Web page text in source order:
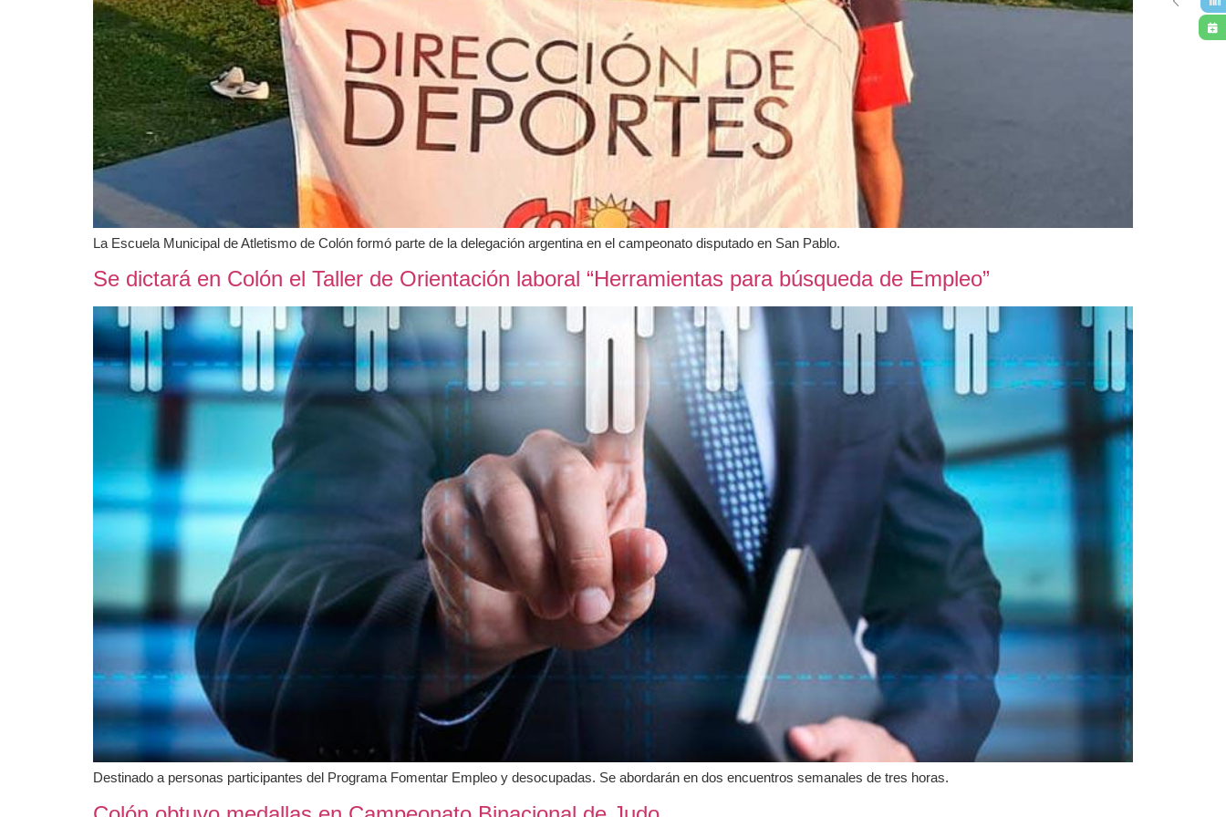
La Escuela Municipal de Atletismo de Colón formó parte de la delegación argentina en el campeonato disputado en San Pablo.
Se dictará en Colón el Taller de Orientación laboral “Herramientas para búsqueda de Empleo”
Destinado a personas participantes del Programa Fomentar Empleo y desocupadas. Se abordarán en dos encuentros semanales de tres horas.